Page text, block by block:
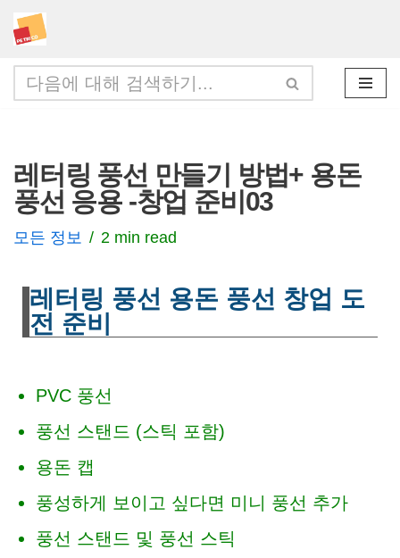
콘
텐
츠
너
뛰
기
레터링 풍선 만들기 방법+ 용돈
풍선 응용 -창업 준비03
모든 정보 2 min read
레터링 풍선 용돈 풍선 창업 도
전 준비
PVC 풍선
풍선 스탠드 (스틱 포함)
용돈 캡
풍성하게 보이고 싶다면 미니 풍선 추가
풍선 스탠드 및 풍선 스틱